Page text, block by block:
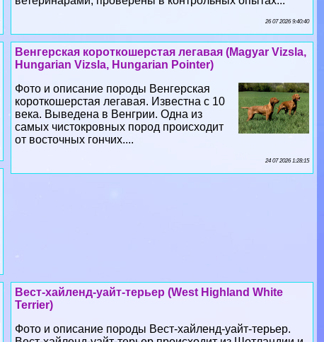
Венгерская короткошерстая легавая (Magyar Vizsla,
Фото и описание породы Венгерская
короткошерстая легавая. Известна с 10
века. Выведена в Венгрии. Одна из
самых чистокровных пород происходит
от восточных гончих....
24 07 2026 1:28:15
Фото и описание породы Вест-хайленд-уайт-терьер.
Вест-хайленд-уайт-терьер происходит из Шотландии и
Гебридских островов, также как и скотч-терьер....
21 07 2026 9:23:26